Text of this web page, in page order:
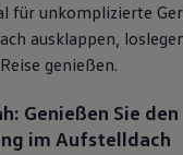
für unkomplizierte
ausklappen,
genießen.
Genießen Sie den
im Aufstelldach